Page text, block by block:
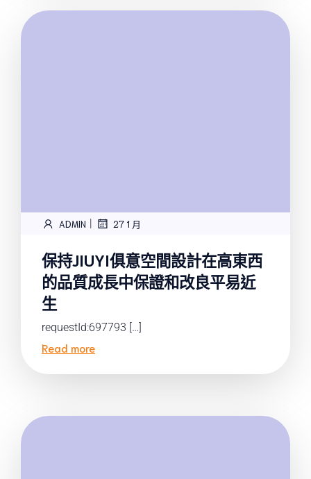
ADMIN | 27 1 月
保持JIUYI俱意空間設計在高東西
的品質成長中保證和改良平易近
生
requestId:697793 […]
Read more